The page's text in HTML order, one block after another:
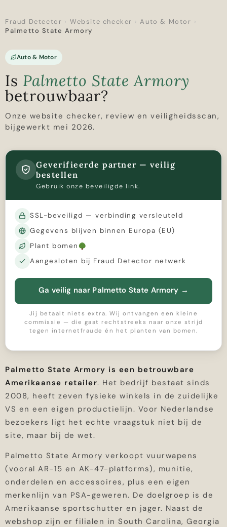
Fraud Detector › Website checker › Auto & Motor ›
Palmetto State Armory
Auto & Motor
Is Palmetto State Armory
betrouwbaar?
Onze website checker, review en veiligheidsscan,
bijgewerkt mei 2026.
Geverifieerde partner — veilig
bestellen
Gebruik onze beveiligde link.
SSL-beveiligd — verbinding versleuteld
Gegevens blijven binnen Europa (EU)
Plant bomen
Aangesloten bij Fraud Detector netwerk
Ga veilig naar Palmetto State Armory →
Jij betaalt niets extra. Wij ontvangen een kleine
commissie — die gaat rechtstreeks naar onze strijd
tegen internetfraude én het planten van bomen.
Palmetto State Armory is een betrouwbare
Amerikaanse retailer. Het bedrijf bestaat sinds
2008, heeft zeven fysieke winkels in de zuidelijke
VS en een eigen productielijn. Voor Nederlandse
bezoekers ligt het echte vraagstuk niet bij de
site, maar bij de wet.
Palmetto State Armory verkoopt vuurwapens
(vooral AR-15 en AK-47-platforms), munitie,
onderdelen en accessoires, plus een eigen
merkenlijn van PSA-geweren. De doelgroep is de
Amerikaanse sportschutter en jager. Naast de
webshop zijn er filialen in South Carolina, Georgia